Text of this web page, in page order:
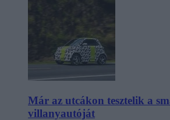
Már az utcákon tesztelik a
villanyautóját